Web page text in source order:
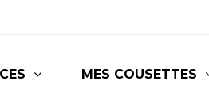
MES COUSETTES